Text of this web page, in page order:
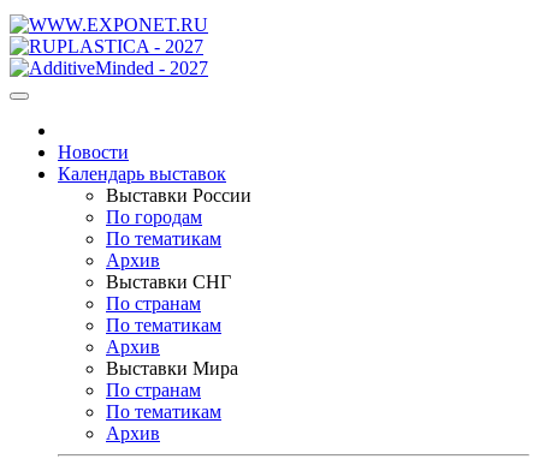
Новости
Календарь выставок
Выставки России
По городам
По тематикам
Архив
Выставки СНГ
По странам
По тематикам
Архив
Выставки Мира
По странам
По тематикам
Архив